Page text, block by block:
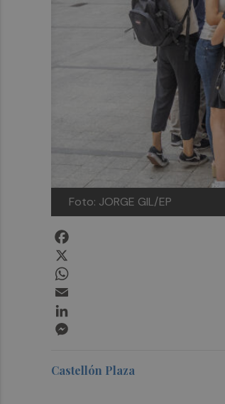
Foto: JORGE GIL/EP
Castellón Plaza